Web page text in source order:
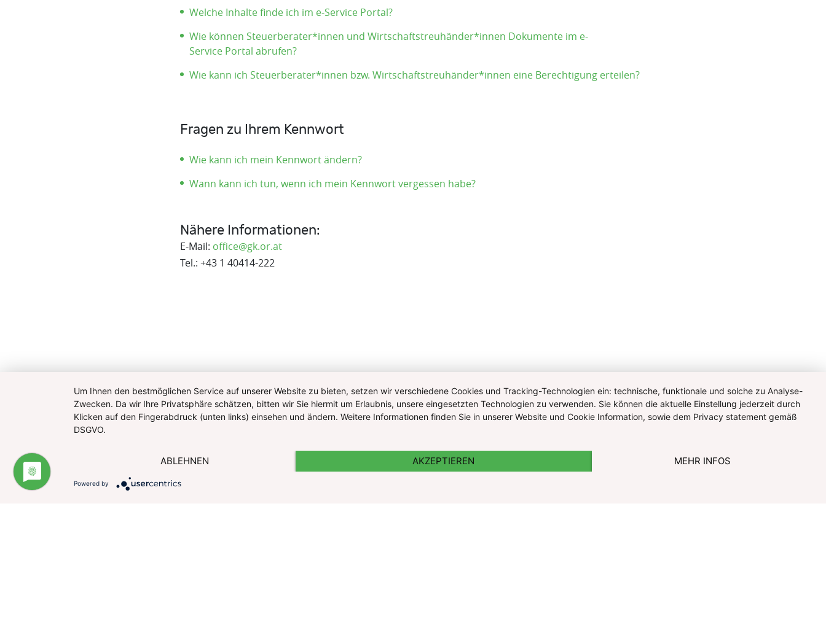
Welche Inhalte finde ich im e-Service Portal?
Wie können Steuerberater*innen und Wirtschaftstreuhänder*innen Dokumente im e-
Service Portal abrufen?
Wie kann ich Steuerberater*innen bzw. Wirtschaftstreuhänder*innen eine Berechtigung erteilen?
Fragen zu Ihrem Kennwort
Wie kann ich mein Kennwort ändern?
Wann kann ich tun, wenn ich mein Kennwort vergessen habe?
Nähere Informationen:
E-Mail: office@gk.or.at
Tel.: +43 1 40414-222
Um Ihnen den bestmöglichen Service auf unserer Website zu bieten, setzen wir verschiedene Cookies und Tracking-Technologien ein: technische, funktionale und solche zu Analyse-
Zwecken. Da wir Ihre Privatsphäre schätzen, bitten wir Sie hiermit um Erlaubnis, unsere eingesetzten Technologien zu verwenden. Sie können die aktuelle Einstellung jederzeit durch
Klicken auf den Fingerabdruck (unten links) einsehen und ändern. Weitere Informationen finden Sie in unserer Website und Cookie Information, sowie dem Privacy statement gemäß
DSGVO.
ABLEHNEN AKZEPTIEREN MEHR INFOS
Powered by